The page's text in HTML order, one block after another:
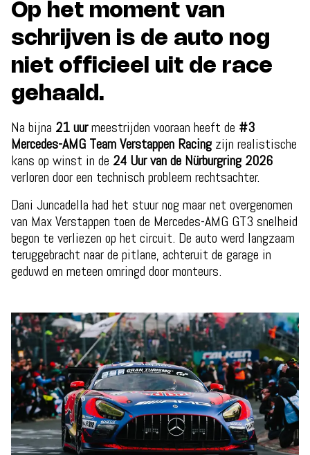
Op het moment van
schrijven is de auto nog
niet officieel uit de race
gehaald.
Na bijna 21 uurmeestrijden vooraan heeft de #3
Mercedes-AMG Team Verstappen Racing zijn realistische
kans op winst in de 24 Uur van de Nürburgring 2026
verloren door een technisch probleem rechtsachter.
Dani Juncadella had het stuur nog maar net overgenomen
van Max Verstappen toen de Mercedes-AMG GT3 snelheid
begon te verliezen op het circuit. De auto werd langzaam
teruggebracht naar de pitlane, achteruit de garage in
geduwd en meteen omringd door monteurs.